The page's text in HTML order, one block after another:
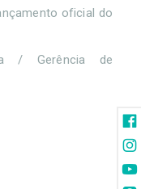
oficial do
/ Gerência de